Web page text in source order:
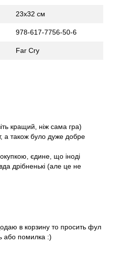
23x32 см
978-617-7756-50-6
Far Cry
кращий, ніж сама гра)
а також було дуже добре
єдине, що іноді
дрібненькі (але це не
в корзину то просить фул
або помилка :)